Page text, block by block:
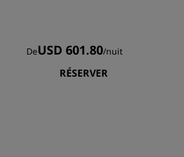
DeUSD 601.80/nuit
RÉSERVER